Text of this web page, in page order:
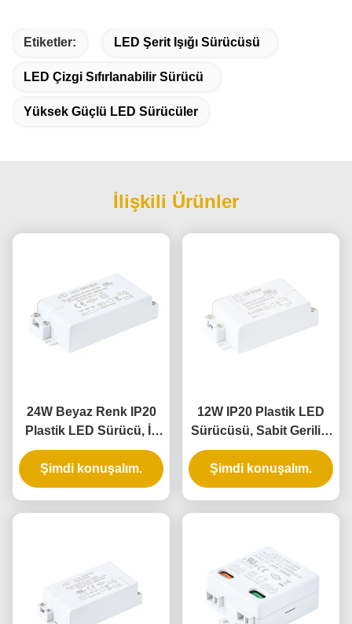
Etiketler: LED Şerit Işığı Sürücüsü
LED Çizgi Sıfırlanabilir Sürücü
Yüksek Güçlü LED Sürücüler
İlişkili Ürünler
24W Beyaz Renk IP20
Plastik LED Sürücü, İç
Mekan Aydınlatması için
Sabit Voltajlı
Şimdi konuşalım.
12W IP20 Plastik LED
Sürücüsü, Sabit Gerilim
ve Evrensel Girişli İç
Mekan Aydınlatması İçin
Şimdi konuşalım.